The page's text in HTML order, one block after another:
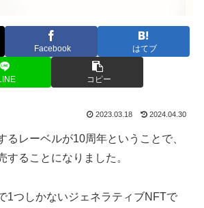
Facebook はてブ
コピー
2023.03.18 2024.04.30
るレーベルが10周年ということで、
することになりました。
1つしかないジェネラティブNFTで